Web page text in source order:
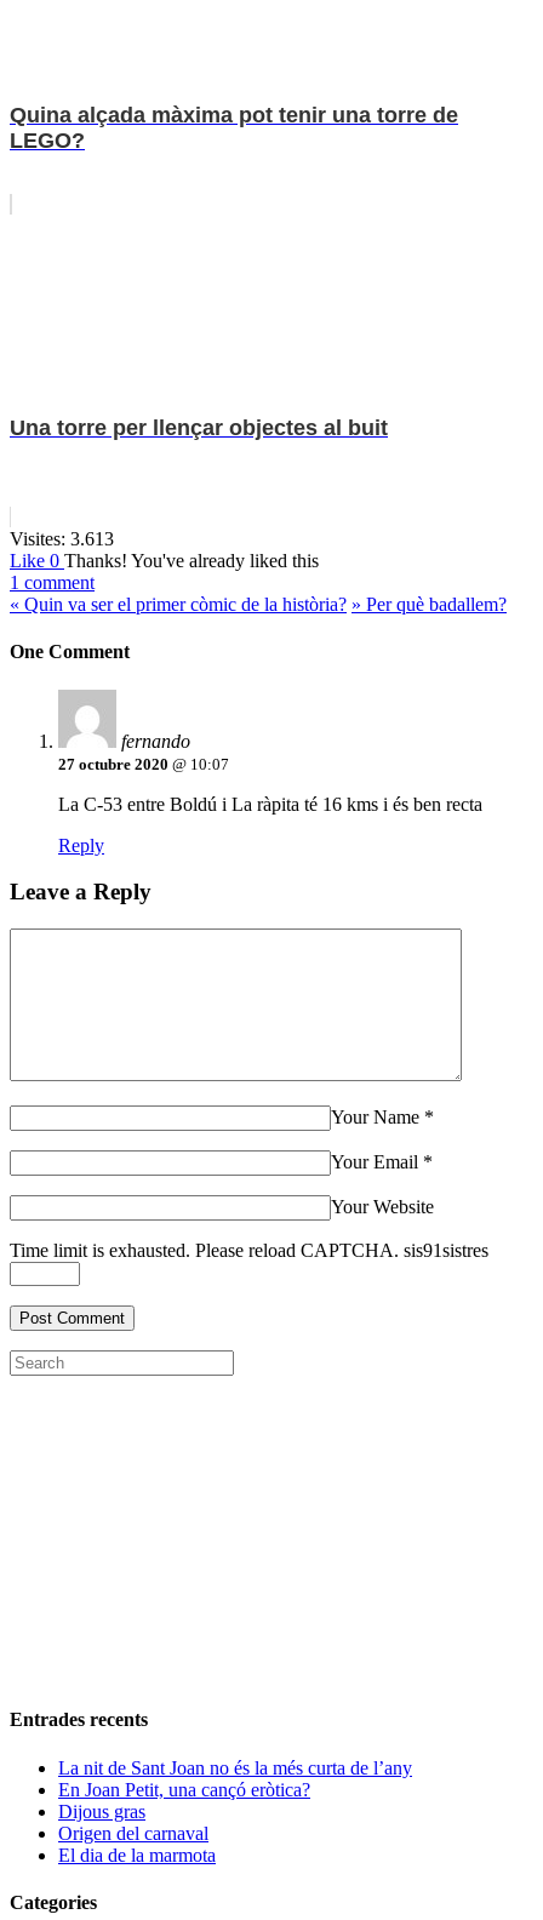
Quina alçada màxima pot tenir una torre de
LEGO?
Una torre per llençar objectes al buit
Visites: 3.613
Like 0 Thanks! You've already liked this
1 comment
« Quin va ser el primer còmic de la història? » Per què badallem?
One Comment
fernando
27 octubre 2020 @ 10:07
La C-53 entre Boldú i La ràpita té 16 kms i és ben recta
Reply
Leave a Reply
Your Name *
Your Email *
Your Website
Time limit is exhausted. Please reload CAPTCHA. sis91sistres
Entrades recents
La nit de Sant Joan no és la més curta de l’any
En Joan Petit, una cançó eròtica?
Dijous gras
Origen del carnaval
El dia de la marmota
Categories